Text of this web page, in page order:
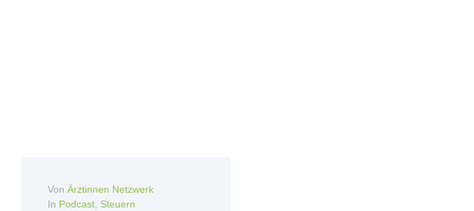
Von Ärztinnen Netzwerk
In Podcast Steuern